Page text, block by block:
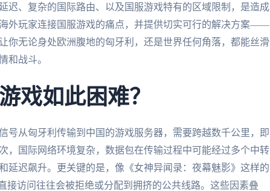
迟、复杂的国际路由、以及国服游戏特有的区域限制，是造成
外玩家连接国服游戏的痛点，并提供切实可行的解决方案——
你无论身处欧洲腹地的匈牙利，还是世界任何角落，都能丝滑
和战斗。
戏如此困难？
号从匈牙利传输到中国的游戏服务器，需要跨越数千公里，即
，国际网络环境复杂，数据包在传输过程中可能经过多个中转
延迟飙升。更关键的是，像《女神异闻录：夜幕魅影》这样的
接访问往往会被拒绝或分配到拥挤的公共线路。这些因素叠